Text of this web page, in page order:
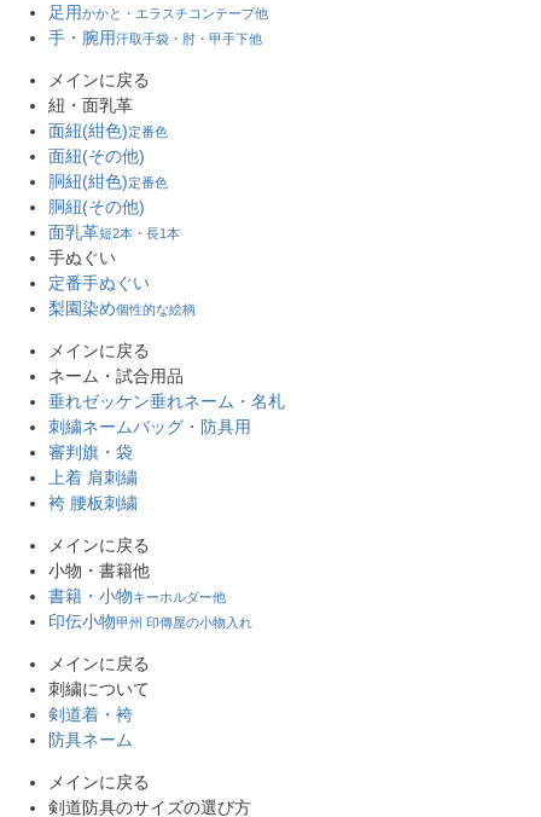
足用かかと・エラスチコンテープ他
手・腕用汗取手袋・肘・甲手下他
メインに戻る
紐・面乳革
面紐(紺色)定番色
面紐(その他)
胴紐(紺色)定番色
胴紐(その他)
面乳革短2本・長1本
手ぬぐい
定番手ぬぐい
梨園染め個性的な絵柄
メインに戻る
ネーム・試合用品
垂れゼッケン垂れネーム・名札
刺繍ネームバッグ・防具用
審判旗・袋
上着 肩刺繍
袴 腰板刺繍
メインに戻る
小物・書籍他
書籍・小物キーホルダー他
印伝小物甲州 印傳屋の小物入れ
メインに戻る
刺繍について
剣道着・袴
防具ネーム
メインに戻る
剣道防具のサイズの選び方